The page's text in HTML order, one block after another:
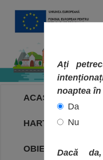
ACASA
HARTA
OBIECTIVE
Ați
noaptea
Da
Nu
Dacă